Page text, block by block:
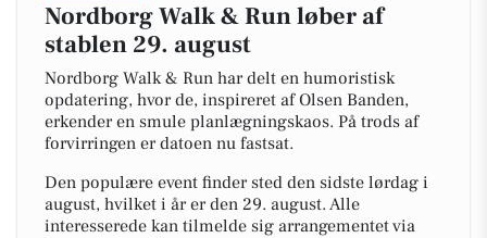
Nordborg Walk & Run løber af
stablen 29. august
Nordborg Walk & Run har delt en humoristisk
opdatering, hvor de, inspireret af Olsen Banden,
erkender en smule planlægningskaos. På trods af
forvirringen er datoen nu fastsat.
Den populære event finder sted den sidste lørdag i
august, hvilket i år er den 29. august. Alle
interesserede kan tilmelde sig arrangementet via